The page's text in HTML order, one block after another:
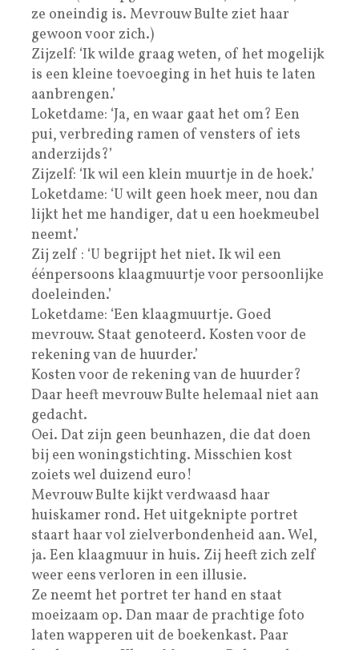
ze oneindig is. Mevrouw Bulte ziet haar
gewoon voor zich.)
Zijzelf: ‘Ik wilde graag weten, of het mogelijk
is een kleine toevoeging in het huis te laten
aanbrengen.’
Loketdame: ‘Ja, en waar gaat het om? Een
pui, verbreding ramen of vensters of iets
anderzijds?’
Zijzelf: ‘Ik wil een klein muurtje in de hoek.’
Loketdame: ‘U wilt geen hoek meer, nou dan
lijkt het me handiger, dat u een hoekmeubel
neemt.’
Zij zelf : ‘U begrijpt het niet. Ik wil een
éénpersoons klaagmuurtje voor persoonlijke
doeleinden.’
Loketdame: ‘Een klaagmuurtje. Goed
mevrouw. Staat genoteerd. Kosten voor de
rekening van de huurder.’
Kosten voor de rekening van de huurder?
Daar heeft mevrouw Bulte helemaal niet aan
gedacht.
Oei. Dat zijn geen beunhazen, die dat doen
bij een woningstichting. Misschien kost
zoiets wel duizend euro!
Mevrouw Bulte kijkt verdwaasd haar
huiskamer rond. Het uitgeknipte portret
staart haar vol zielverbondenheid aan. Wel,
ja. Een klaagmuur in huis. Zij heeft zich zelf
weer eens verloren in een illusie.
Ze neemt het portret ter hand en staat
moeizaam op. Dan maar de prachtige foto
laten wapperen uit de boekenkast. Paar